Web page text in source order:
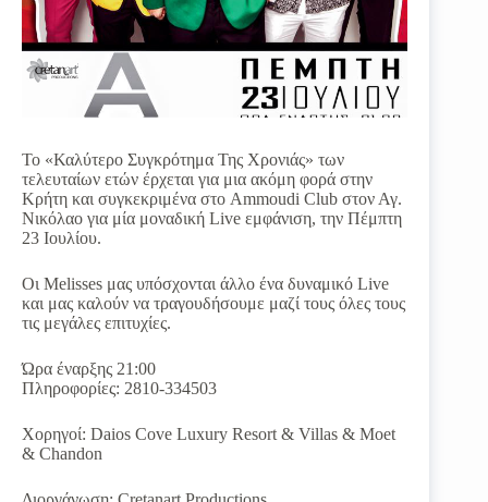
Το «Καλύτερο Συγκρότημα Της Χρονιάς» των
τελευταίων ετών έρχεται για μια ακόμη φορά στην
Κρήτη και συγκεκριμένα στο Ammoudi Club στον Αγ.
Νικόλαο για μία μοναδική Live εμφάνιση, την Πέμπτη
23 Ιουλίου.
Οι Melisses μας υπόσχονται άλλο ένα δυναμικό Live
και μας καλούν να τραγουδήσουμε μαζί τους όλες τους
τις μεγάλες επιτυχίες.
Ώρα έναρξης 21:00
Πληροφορίες: 2810-334503
Χορηγοί: Daios Cove Luxury Resort & Villas & Moet
& Chandon